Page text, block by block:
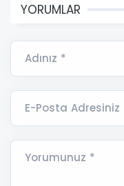
YORUMLAR
Adınız *
E-Posta Adresiniz
Yorumunuz *